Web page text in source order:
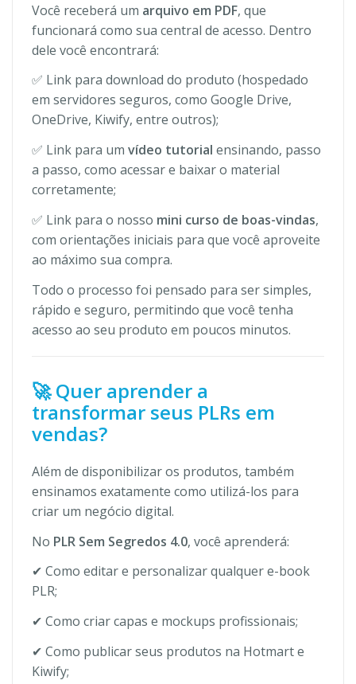
Você receberá um arquivo em PDF, que
funcionará como sua central de acesso. Dentro
dele você encontrará:
✅ Link para download do produto (hospedado
em servidores seguros, como Google Drive,
OneDrive, Kiwify, entre outros);
✅ Link para um vídeo tutorial ensinando, passo
a passo, como acessar e baixar o material
corretamente;
✅ Link para o nosso mini curso de boas-vindas,
com orientações iniciais para que você aproveite
ao máximo sua compra.
Todo o processo foi pensado para ser simples,
rápido e seguro, permitindo que você tenha
acesso ao seu produto em poucos minutos.
🚀 Quer aprender a
transformar seus PLRs em
vendas?
Além de disponibilizar os produtos, também
ensinamos exatamente como utilizá-los para
criar um negócio digital.
No PLR Sem Segredos 4.0, você aprenderá:
✔ Como editar e personalizar qualquer e-book
PLR;
✔ Como criar capas e mockups profissionais;
✔ Como publicar seus produtos na Hotmart e
Kiwify;